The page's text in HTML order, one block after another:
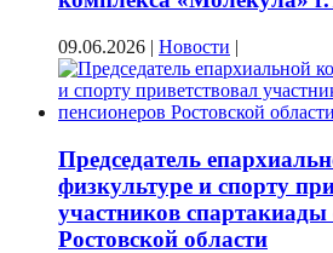
09.06.2026 | Новости |
Председатель
физкультуре и спорту
участников спартакиады
Ростовской области